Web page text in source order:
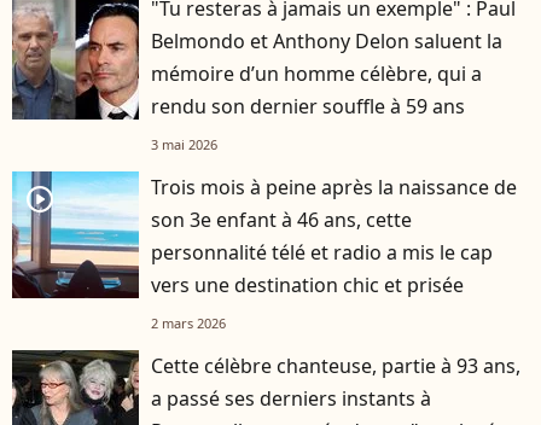
"Tu resteras à jamais un exemple" : Paul
Belmondo et Anthony Delon saluent la
mémoire d’un homme célèbre, qui a
rendu son dernier souffle à 59 ans
3 mai 2026
player2
Trois mois à peine après la naissance de
son 3e enfant à 46 ans, cette
personnalité télé et radio a mis le cap
vers une destination chic et prisée
2 mars 2026
Cette célèbre chanteuse, partie à 93 ans,
a passé ses derniers instants à